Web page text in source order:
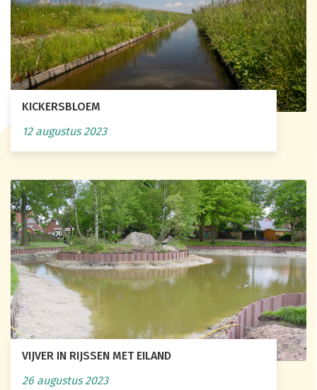
KICKERSBLOEM
12 augustus 2023
VIJVER IN RIJSSEN MET EILAND
26 augustus 2023